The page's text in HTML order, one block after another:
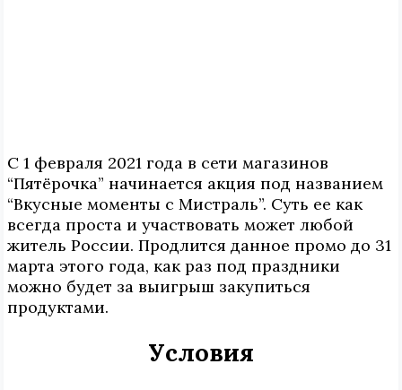
С 1 февраля 2021 года в сети магазинов
“Пятёрочка” начинается акция под названием
“Вкусные моменты с Мистраль”. Суть ее как
всегда проста и участвовать может любой
житель России. Продлится данное промо до 31
марта этого года, как раз под праздники
можно будет за выигрыш закупиться
продуктами.
Условия